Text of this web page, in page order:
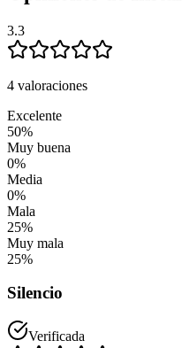
3.3
4 valoraciones
Excelente
50%
Muy buena
0%
Media
0%
Mala
25%
Muy mala
25%
Silencio
Verificada